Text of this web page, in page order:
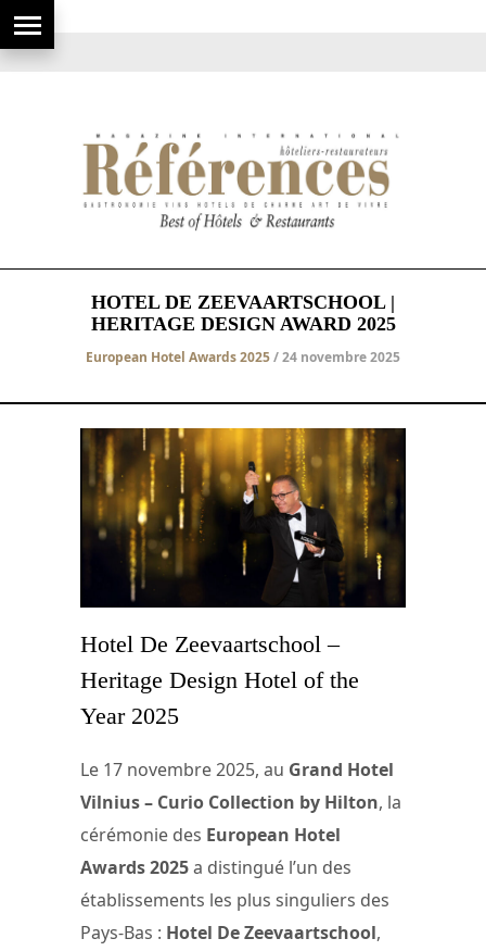
HOTEL DE ZEEVAARTSCHOOL |
HERITAGE DESIGN AWARD 2025
European Hotel Awards 2025/ 24 novembre 2025
Hotel De Zeevaartschool –
Heritage Design Hotel of the
Year 2025
Le 17 novembre 2025, au Grand Hotel
Vilnius – Curio Collection by Hilton, la
cérémonie des European Hotel
Awards 2025a distingué l’un des
établissements les plus singuliers des
Pays-Bas : Hotel De Zeevaartschool,